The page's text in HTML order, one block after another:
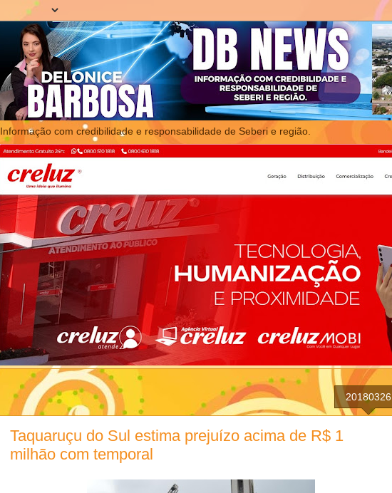
Informação com credibilidade e responsabilidade de Seberi e região.
20180326
Taquaruçu do Sul estima prejuízo acima de R$ 1
milhão com temporal